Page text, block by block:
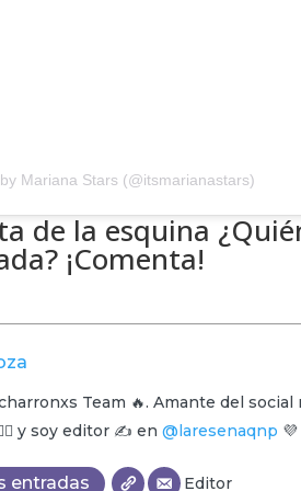
Mariana Stars (@itsmarianastars)
de la esquina
¡Comenta!
Team 🔥. Amante del
y soy editor ✍️ en@laresenaqnp 💜
entradas Editor